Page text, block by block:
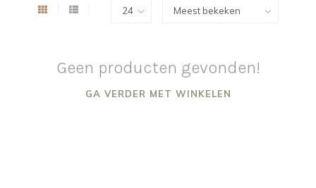
Geen producten gevonden!
GA VERDER MET WINKELEN